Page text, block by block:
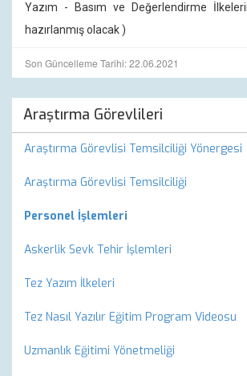
Yazım - Basım ve Değerlendirme
hazırlanmış olacak )
Son Güncelleme Tarihi: 22.06.2021
Araştırma Görevlileri
Araştırma Görevlisi Temsilciliği Yönergesi
Araştırma Görevlisi Temsilciliği
Personel İşlemleri
Askerlik Sevk Tehir İşlemleri
Tez Yazım İlkeleri
Tez Nasıl Yazılır Eğitim Program Videosu
Uzmanlık Eğitimi Yönetmeliği